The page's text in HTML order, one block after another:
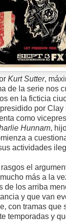
Kurt Sutter,
de la serie nos
en la ficticia
por Clay
como
Hunnam,
a
actividades
el
más a la
de los arriba
y que van
con tramas que
temporadas y